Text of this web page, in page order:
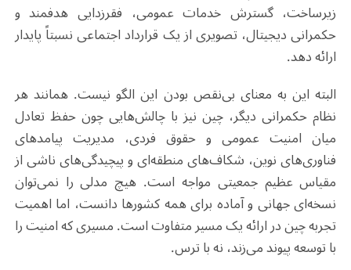
زیرساخت، گسترش خدمات عمومی، فقرزدایی هدفمند و
حکمرانی دیجیتال، تصویری از یک قرارداد اجتماعی نسبتاً پایدار
ارائه دهد.
البته این به معنای بی‌نقص بودن این الگو نیست. همانند هر
نظام حکمرانی دیگر، چین نیز با چالش‌هایی چون حفظ تعادل
میان امنیت عمومی و حقوق فردی، مدیریت پیامدهای
فناوری‌های نوین، شکاف‌های منطقه‌ای و پیچیدگی‌های ناشی از
مقیاس عظیم جمعیتی مواجه است. هیچ مدلی را نمی‌توان
نسخه‌ای جهانی و آماده برای همه کشورها دانست، اما اهمیت
تجربه چین در ارائه یک مسیر متفاوت است. مسیری که امنیت را
با توسعه پیوند می‌زند، نه با ترس.